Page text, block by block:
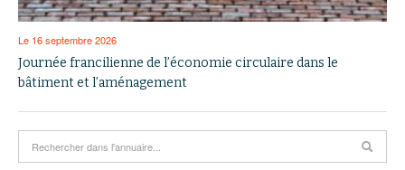
Le 16 septembre 2026
Journée francilienne de l’économie circulaire dans le
bâtiment et l’aménagement